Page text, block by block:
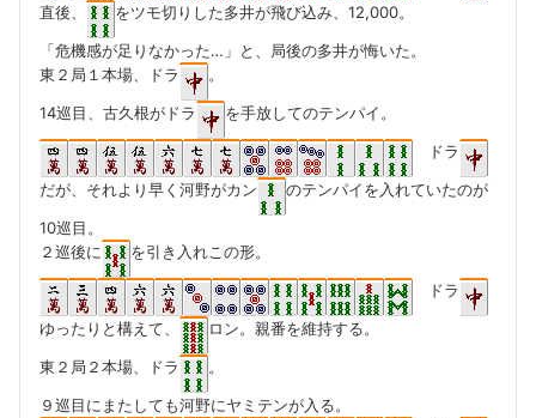
直後、
をツモ切りした多井が飛び込み、12,000。
「危機感が足りなかった…」と、局後の多井が悔いた。
東２局１本場、ドラ
。
14巡目、古久根がドラ
を手放してのテンパイ。
ドラ
だが、それより早く河野がカン
のテンパイを入れていたのが
10巡目。
２巡後に
を引き入れこの形。
ドラ
ゆったりと構えて、
ロン。親番を維持する。
東２局２本場、ドラ
。
９巡目にまたしても河野にヤミテンが入る。